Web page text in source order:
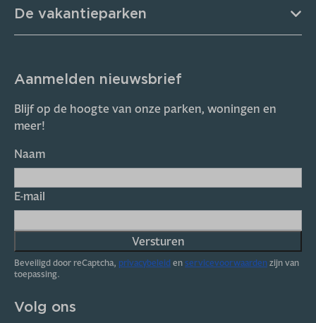
De vakantieparken
Aanmelden nieuwsbrief
Blijf op de hoogte van onze parken, woningen en
meer!
Naam
E-mail
Versturen
Beveiligd door reCaptcha, privacybeleidenservicevoorwaardenzijn van
toepassing.
Volg ons